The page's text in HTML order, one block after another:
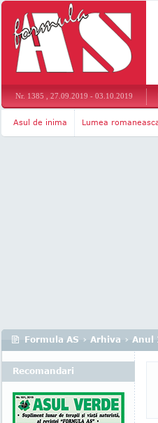
Nr. 1385 , 27.09.2019 - 03.10.2019
Asul de inima Lumea
Formula AS › Arhiva › Anul
Recomandari